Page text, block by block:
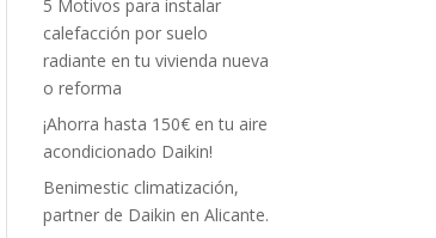
5 Motivos para instalar
calefacción por suelo
radiante en tu vivienda nueva
o reforma
¡Ahorra hasta 150€ en tu aire
acondicionado Daikin!
Benimestic climatización,
partner de Daikin en Alicante.